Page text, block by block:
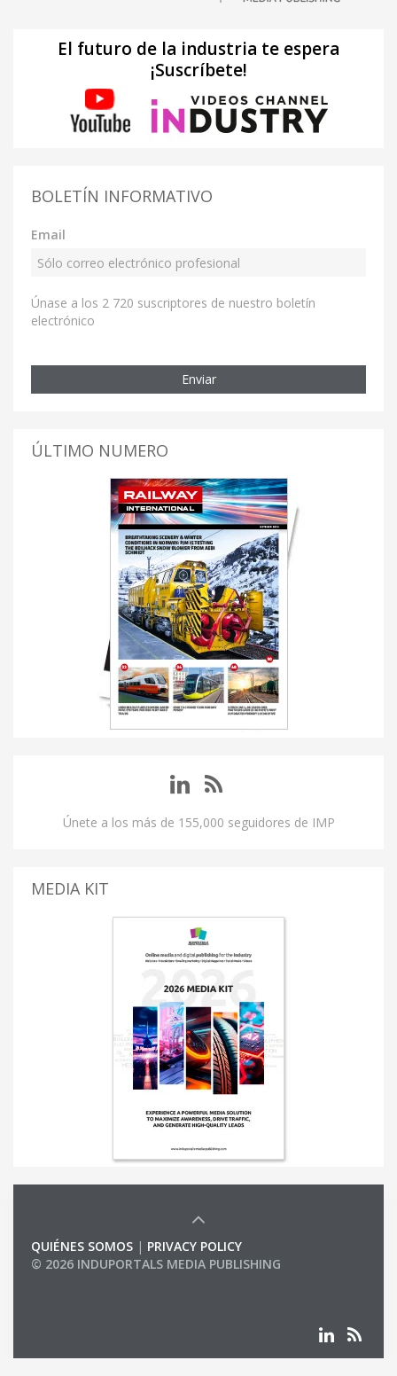
El futuro de la industria te espera
¡Suscríbete!
BOLETÍN INFORMATIVO
Email
Únase a los 2 720 suscriptores de nuestro boletín
electrónico
Enviar
ÚLTIMO NUMERO
Únete a los más de 155,000 seguidores de IMP
MEDIA KIT
QUIÉNES SOMOS | PRIVACY POLICY
© 2026 INDUPORTALS MEDIA PUBLISHING